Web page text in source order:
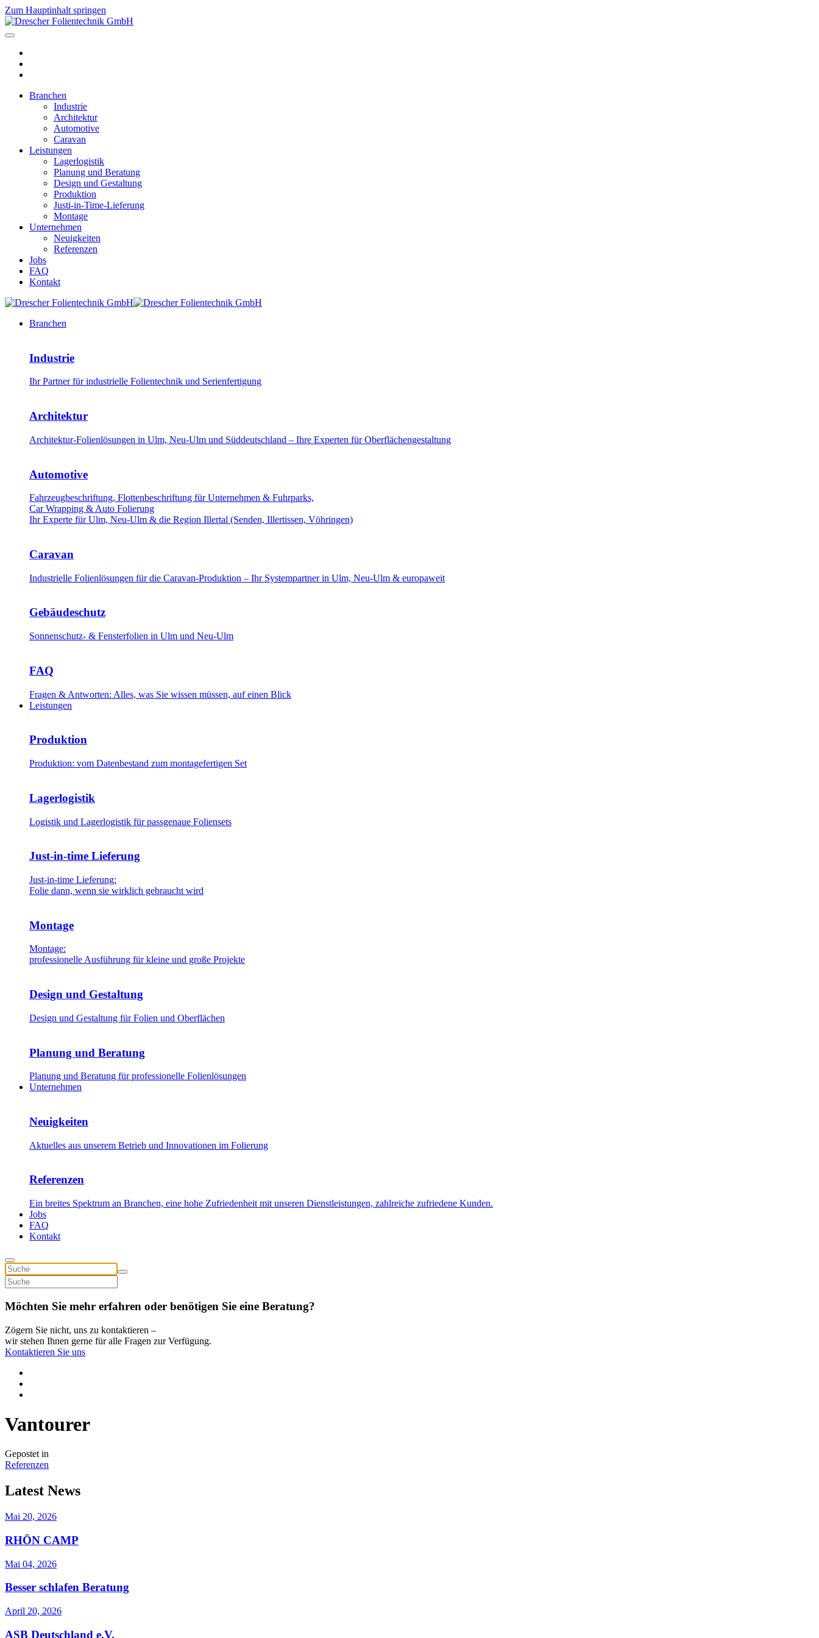
Zum Hauptinhalt springen
Branchen
Industrie
Architektur
Automotive
Caravan
Leistungen
Lagerlogistik
Planung und Beratung
Design und Gestaltung
Produktion
Justi-in-Time-Lieferung
Montage
Unternehmen
Neuigkeiten
Referenzen
Jobs
FAQ
Kontakt
Branchen
Industrie
Ihr Partner für industrielle Folientechnik und Serienfertigung
Architektur
Architektur-Folienlösungen in Ulm, Neu-Ulm und Süddeutschland – Ihre Experten für Oberflächengestaltung
Automotive
Fahrzeugbeschriftung, Flottenbeschriftung für Unternehmen & Fuhrparks,
Car Wrapping & Auto Folierung
Ihr Experte für Ulm, Neu-Ulm & die Region Illertal (Senden, Illertissen, Vöhringen)
Caravan
Industrielle Folienlösungen für die Caravan-Produktion – Ihr Systempartner in Ulm, Neu-Ulm & europaweit
Gebäudeschutz
Sonnenschutz- & Fensterfolien in Ulm und Neu-Ulm
FAQ
Fragen & Antworten: Alles, was Sie wissen müssen, auf einen Blick
Leistungen
Produktion
Produktion: vom Datenbestand zum montagefertigen Set
Lagerlogistik
Logistik und Lagerlogistik für passgenaue Foliensets
Just-in-time Lieferung
Just-in-time Lieferung:
Folie dann, wenn sie wirklich gebraucht wird
Montage
Montage:
professionelle Ausführung für kleine und große Projekte
Design und Gestaltung
Design und Gestaltung für Folien und Oberflächen
Planung und Beratung
Planung und Beratung für professionelle Folienlösungen
Unternehmen
Neuigkeiten
Aktuelles aus unserem Betrieb und Innovationen im Folierung
Referenzen
Ein breites Spektrum an Branchen, eine hohe Zufriedenheit mit unseren Dienstleistungen, zahlreiche zufriedene Kunden.
Jobs
FAQ
Kontakt
Möchten Sie mehr erfahren oder benötigen Sie eine Beratung?
Zögern Sie nicht, uns zu kontaktieren –
wir stehen Ihnen gerne für alle Fragen zur Verfügung.
Kontaktieren Sie uns
Vantourer
Gepostet in
Referenzen
Latest News
Mai 20, 2026
RHÖN CAMP
Mai 04, 2026
Besser schlafen Beratung
April 20, 2026
ASB Deutschland e.V.